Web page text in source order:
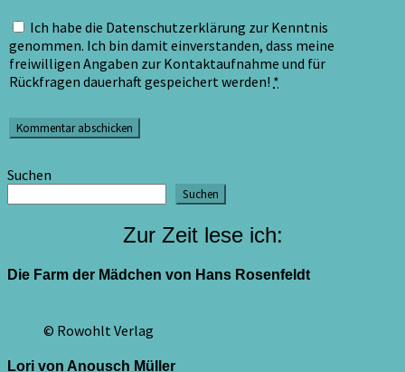
Ich habe die Datenschutzerklärung zur Kenntnis
genommen. Ich bin damit einverstanden, dass meine
freiwilligen Angaben zur Kontaktaufnahme und für
Rückfragen dauerhaft gespeichert werden! *
Suchen
Suchen
Zur Zeit lese ich:
Die Farm der Mädchen von Hans Rosenfeldt
© Rowohlt Verlag
Lori von Anousch Müller